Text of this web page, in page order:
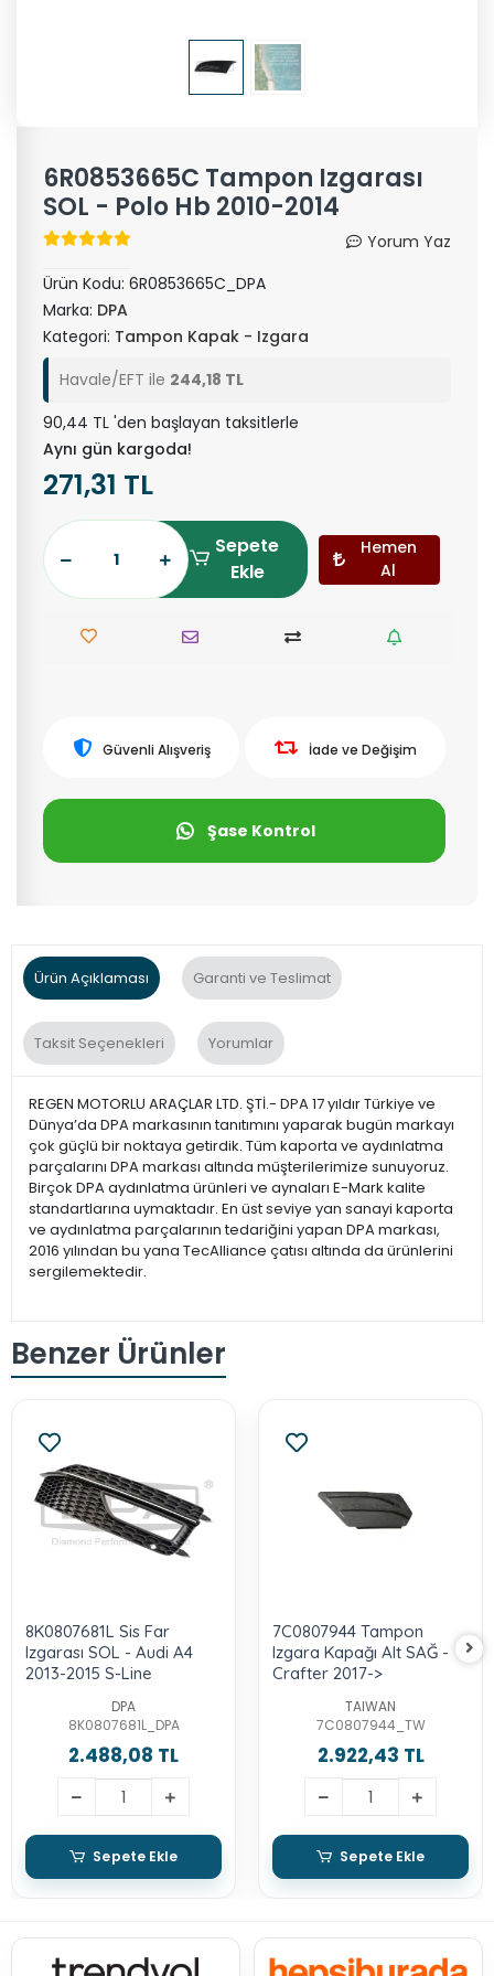
6R0853665C Tampon Izgarası
SOL - Polo Hb 2010-2014
Yorum Yaz
Ürün Kodu: 6R0853665C_DPA
Marka: DPA
Kategori: Tampon Kapak - Izgara
Havale/EFT ile 244,18 TL
90,44 TL 'den başlayan taksitlerle
Aynı gün kargoda!
271,31 TL
Sepete
Ekle
Hemen
Al
Güvenli Alışveriş İade ve Değişim
Şase Kontrol
Ürün Açıklaması Garanti ve Teslimat
Taksit Seçenekleri Yorumlar
REGEN MOTORLU ARAÇLAR LTD. ŞTİ.- DPA 17 yıldır Türkiye ve
Dünya’da DPA markasının tanıtımını yaparak bugün markayı
çok güçlü bir noktaya getirdik. Tüm kaporta ve aydınlatma
parçalarını DPA markası altında müşterilerimize sunuyoruz.
Birçok DPA aydınlatma ürünleri ve aynaları E-Mark kalite
standartlarına uymaktadır. En üst seviye yan sanayi kaporta
ve aydınlatma parçalarının tedariğini yapan DPA markası,
2016 yılından bu yana TecAlliance çatısı altında da ürünlerini
sergilemektedir.
Benzer Ürünler
8K0807681L Sis Far
Izgarası SOL - Audi A4
2013-2015 S-Line
DPA
8K0807681L_DPA
2.488,08 TL
Sepete Ekle
7C0807944 Tampon
Izgara Kapağı Alt SAĞ -
Crafter 2017->
TAIWAN
7C0807944_TW
2.922,43 TL
Sepete Ekle